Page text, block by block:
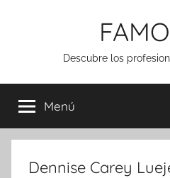
Descubre los
Menú
Dennise Carey